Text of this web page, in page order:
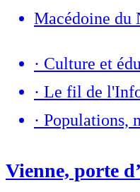
Macédoine du
· Culture et
· Le fil de
· Populations,
Vienne, porte